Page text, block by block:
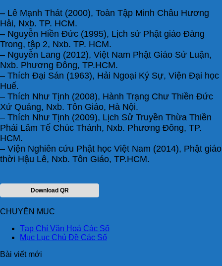
– Lê Mạnh Thát (2000), Toàn Tập Minh Châu Hương
Hải, Nxb. TP. HCM.
– Nguyễn Hiền Đức (1995), Lịch sử Phật giáo Đàng
Trong, tập 2, Nxb. TP. HCM.
– Nguyễn Lang (2012), Việt Nam Phật Giáo Sử Luận,
Nxb. Phương Đông, TP.HCM.
– Thích Đại Sán (1963), Hải Ngoại Ký Sự, Viện Đại học
Huế.
– Thích Như Tịnh (2008), Hành Trạng Chư Thiền Đức
Xứ Quảng, Nxb. Tôn Giáo, Hà Nội.
– Thích Như Tịnh (2009), Lịch Sử Truyền Thừa Thiền
Phái Lâm Tế Chúc Thánh, Nxb. Phương Đông, TP.
HCM.
– Viện Nghiên cứu Phật học Việt Nam (2014), Phật giáo
thời Hậu Lê, Nxb. Tôn Giáo, TP.HCM.
Download QR
CHUYÊN MỤC
Tạp Chí Văn Hoá Các Số
Mục Lục Chủ Đề Các Số
Bài viết mới